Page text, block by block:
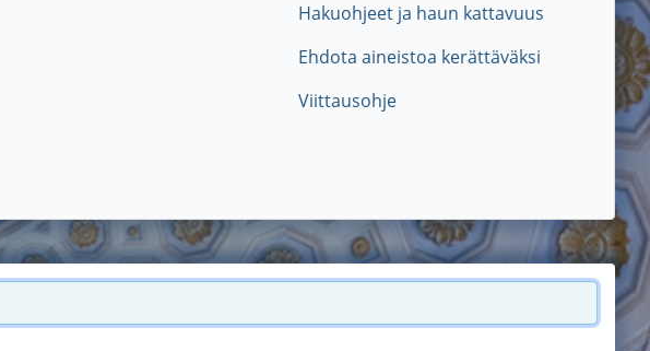
Hakuohjeet ja haun kattavuus
Ehdota aineistoa kerättäväksi
Viittausohje